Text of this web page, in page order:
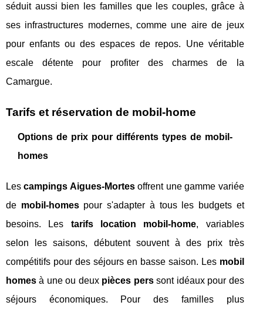
séduit aussi bien les familles que les couples, grâce à
ses infrastructures modernes, comme une aire de jeux
pour enfants ou des espaces de repos. Une véritable
escale détente pour profiter des charmes de la
Camargue.
Tarifs et réservation de mobil-home
Options de prix pour différents types de mobil-
homes
Lescampings Aigues-Mortesoffrent une gamme variée
de mobil-homespour s'adapter à tous les budgets et
besoins. Les tarifs location mobil-home, variables
selon les saisons, débutent souvent à des prix très
compétitifs pour des séjours en basse saison. Les mobil
homes à une ou deux pièces perssont idéaux pour des
séjours économiques. Pour des familles plus